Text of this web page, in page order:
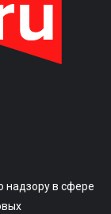
надзору в сфере